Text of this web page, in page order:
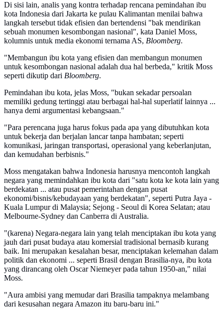
Di sisi lain, analis yang kontra terhadap rencana pemindahan ibu
kota Indonesia dari Jakarta ke pulau Kalimantan menilai bahwa
langkah tersebut tidak efisien dan bertendensi "bak mendirikan
sebuah monumen kesombongan nasional", kata Daniel Moss,
kolumnis untuk media ekonomi ternama AS, Bloomberg.
"Membangun ibu kota yang efisien dan membangun monumen
untuk kesombongan nasional adalah dua hal berbeda," kritik Moss
seperti dikutip dari Bloomberg.
Pemindahan ibu kota, jelas Moss, "bukan sekadar persoalan
memiliki gedung tertinggi atau berbagai hal-hal superlatif lainnya ...
hanya demi argumentasi kebangsaan."
"Para perencana juga harus fokus pada apa yang dibutuhkan kota
untuk bekerja dan berjalan lancar tanpa hambatan; seperti
komunikasi, jaringan transportasi, operasional yang keberlanjutan,
dan kemudahan berbisnis."
Moss mengatakan bahwa Indonesia harusnya mencontoh langkah
negara yang memindahkan ibu kota dari "satu kota ke kota lain yang
berdekatan ... atau pusat pemerintahan dengan pusat
ekonomi/bisnis/kebudayaan yang berdekatan", seperti Putra Jaya -
Kuala Lumpur di Malaysia; Sejong - Seoul di Korea Selatan; atau
Melbourne-Sydney dan Canberra di Australia.
"(karena) Negara-negara lain yang telah menciptakan ibu kota yang
jauh dari pusat budaya atau komersial tradisional bernasib kurang
baik. Ini merupakan kesalahan besar, menciptakan kelemahan dalam
politik dan ekonomi ... seperti Brasil dengan Brasilia-nya, ibu kota
yang dirancang oleh Oscar Niemeyer pada tahun 1950-an," nilai
Moss.
"Aura ambisi yang memudar dari Brasilia tampaknya melambang
dari kesusahan negara Amazon itu baru-baru ini."